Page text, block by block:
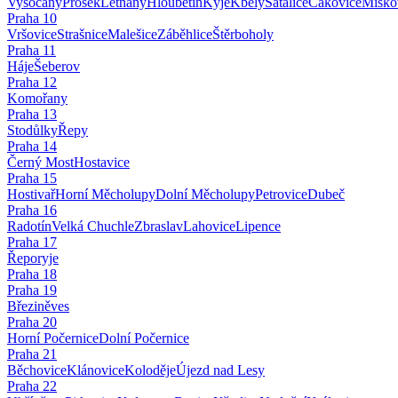
Praha 10
VršoviceStrašniceMalešiceZáběhliceŠtěrboholy
Praha 11
HájeŠeberov
Praha 12
Komořany
Praha 13
StodůlkyŘepy
Praha 14
Černý MostHostavice
Praha 15
HostivařHorní MěcholupyDolní MěcholupyPetroviceDubeč
Praha 16
RadotínVelká ChuchleZbraslavLahoviceLipence
Praha 17
Řeporyje
Praha 18
Praha 19
Březiněves
Praha 20
Horní PočerniceDolní Počernice
Praha 21
BěchoviceKlánoviceKolodějeÚjezd nad Lesy
Praha 22